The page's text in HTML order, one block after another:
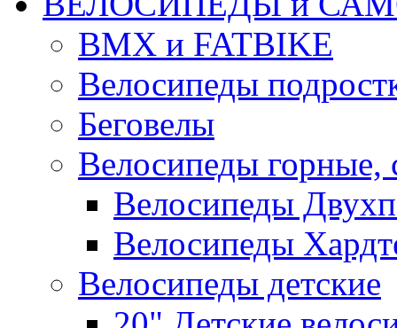
BMX и FATBIKE
Велосипеды
Беговелы
Велосипеды горные,
Велосипеды
Велосипеды
Велосипеды детские